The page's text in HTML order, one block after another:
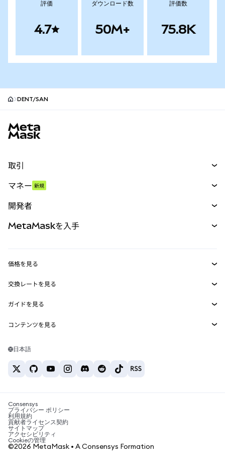
評価
4.7
ダウンロード数
50M+
評価数
75.8K
DENT/SAN
取引
パーペチュアル
RWA
マネー 新規
開発者
MetaMask Connect
Snaps
Web3サービス
MetaMaskを入手
セキュリティ
サポート
キャリア
お問い合わせ
価格を見る
イーサリアムの価格
Solanaの価格
Tetherの価格
交換レートを見る
ETH→USD
USDT→INR
BTC→INR
ETH→USDT
ガイドを見る
ETHの購入
USDTの購入
SHIBの購入
BNBの購入
コンテンツを見る
Solanaウォレット
税制関連ニュース
暗号資産の購入方法は？
ビットコインを売るには？
日本語
Consensys
プライバシー ポリシー
利用規約
貢献者ライセンス契約
サイトマップ
アクセシビリティ
Cookieの管理
©2026 MetaMask • A Consensys Formation